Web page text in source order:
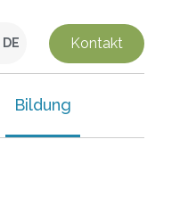
DE Kontakt
Bildung